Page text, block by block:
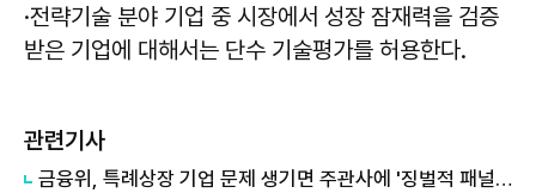
·전략기술 분야 기업 중 시장에서 성장 잠재력을 검증
받은 기업에 대해서는 단수 기술평가를 허용한다.
관련기사
금융위, 특례상장 기업 문제 생기면 주관사에 '징벌적 패널티'